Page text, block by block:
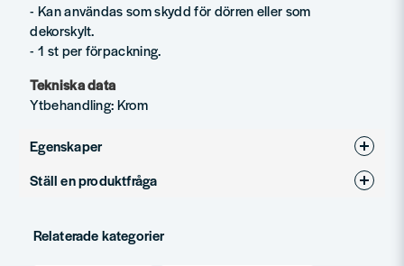
- Kan användas som skydd för dörren eller som
dekorskylt.
- 1 st per förpackning.
Tekniska data
Ytbehandling: Krom
Egenskaper
Ytbehandling Krom
Ställ en produktfråga
Fråga oss något om denna produkten...
Relaterade kategorier